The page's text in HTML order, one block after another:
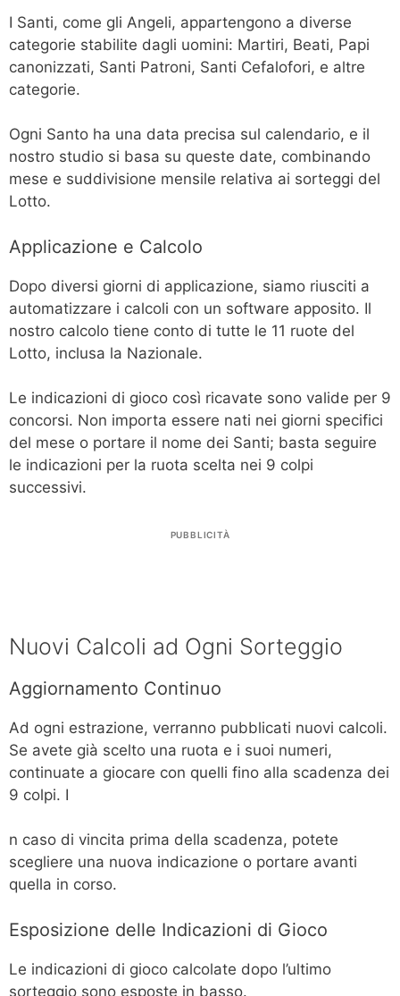
I Santi, come gli Angeli, appartengono a diverse
categorie stabilite dagli uomini: Martiri, Beati, Papi
canonizzati, Santi Patroni, Santi Cefalofori, e altre
categorie.
Ogni Santo ha una data precisa sul calendario, e il
nostro studio si basa su queste date, combinando
mese e suddivisione mensile relativa ai sorteggi del
Lotto.
Applicazione e Calcolo
Dopo diversi giorni di applicazione, siamo riusciti a
automatizzare i calcoli con un software apposito. Il
nostro calcolo tiene conto di tutte le 11 ruote del
Lotto, inclusa la Nazionale.
Le indicazioni di gioco così ricavate sono valide per 9
concorsi. Non importa essere nati nei giorni specifici
del mese o portare il nome dei Santi; basta seguire
le indicazioni per la ruota scelta nei 9 colpi
successivi.
PUBBLICITÀ
Nuovi Calcoli ad Ogni Sorteggio
Aggiornamento Continuo
Ad ogni estrazione, verranno pubblicati nuovi calcoli.
Se avete già scelto una ruota e i suoi numeri,
continuate a giocare con quelli fino alla scadenza dei
9 colpi. I
n caso di vincita prima della scadenza, potete
scegliere una nuova indicazione o portare avanti
quella in corso.
Esposizione delle Indicazioni di Gioco
Le indicazioni di gioco calcolate dopo l’ultimo
sorteggio sono esposte in basso.